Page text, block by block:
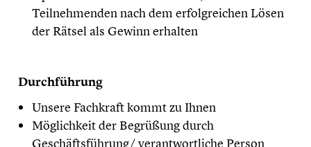
Teilnehmenden nach dem erfolgreichen Lösen
der Rätsel als Gewinn erhalten
Durchführung
Unsere Fachkraft kommt zu Ihnen
Möglichkeit der Begrüßung durch
Geschäftsführung/ verantwortliche Person